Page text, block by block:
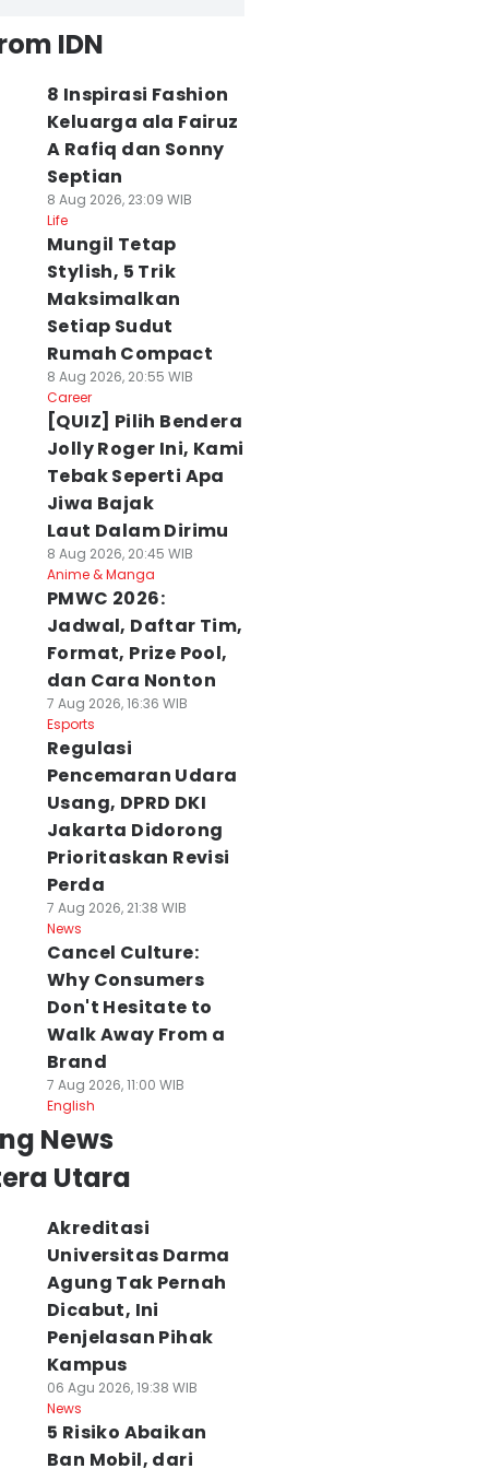
IDN
8 Inspirasi Fashion
Keluarga ala Fairuz
A Rafiq dan Sonny
Septian
8 Aug 2026, 23:09 WIB
Life
Mungil Tetap
Stylish, 5 Trik
Maksimalkan
Setiap Sudut
Rumah Compact
8 Aug 2026, 20:55 WIB
Career
[QUIZ] Pilih Bendera
Jolly Roger Ini, Kami
Tebak Seperti Apa
Jiwa Bajak
Laut Dalam Dirimu
8 Aug 2026, 20:45 WIB
Anime & Manga
PMWC 2026:
Jadwal, Daftar Tim,
Format, Prize Pool,
dan Cara Nonton
7 Aug 2026, 16:36 WIB
Esports
Regulasi
Pencemaran Udara
Usang, DPRD DKI
Jakarta Didorong
Prioritaskan Revisi
Perda
7 Aug 2026, 21:38 WIB
News
Cancel Culture:
Why Consumers
Don't Hesitate to
Walk Away From a
Brand
7 Aug 2026, 11:00 WIB
English
News
Utara
Akreditasi
Universitas Darma
Agung Tak Pernah
Dicabut, Ini
Penjelasan Pihak
Kampus
06 Agu 2026, 19:38 WIB
News
5 Risiko Abaikan
Ban Mobil, dari